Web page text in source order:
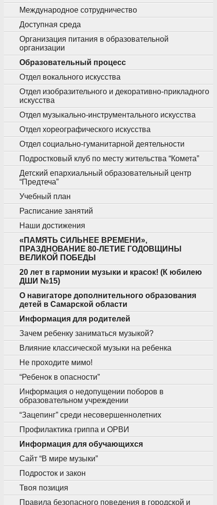
Международное сотрудничество
Доступная среда
Организация питания в образовательной
организации
Образовательный процесс
Отдел вокального искусства
Отдел изобразительного и декоративно-прикладного
искусства
Отдел музыкально-инструментального искусства
Отдел хореографического искусства
Отдел социально-гуманитарной деятельности
Подростковый клуб по месту жительства “Комета”
Детский епархиальный образовательный центр
“Предтеча”
Учебный план
Расписание занятий
Наши достижения
«ПАМЯТЬ СИЛЬНЕЕ ВРЕМЕНИ»,
ПРАЗДНОВАНИЕ 80-ЛЕТИЕ ГОДОВЩИНЫ
ВЕЛИКОЙ ПОБЕДЫ
20 лет в гармонии музыки и красок! (К юбилею
ДШИ №15)
О навигаторе дополнительного образования
детей в Самарской области
Информация для родителей
Зачем ребенку заниматься музыкой?
Влияние классической музыки на ребенка
Не проходите мимо!
“Ребенок в опасности”
Информация о недопущении поборов в
образовательном учреждении
“Зацепинг” среди несовершеннолетних
Профилактика гриппа и ОРВИ
Информация для обучающихся
Сайт “В мире музыки”
Подросток и закон
Твоя позиция
Правила безопасного поведения в городской и